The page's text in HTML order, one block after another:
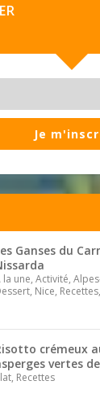
Je
Ganses du
la une, Activité,
Nice,
crémeux
vertes
Recettes